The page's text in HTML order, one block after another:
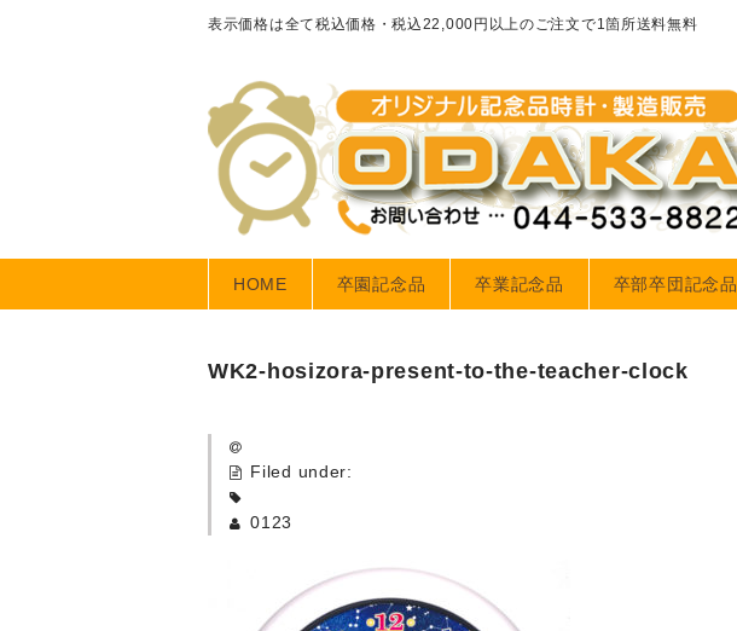
表示価格は全て税込価格・税込22,000円以上のご注文で1箇所送料無料
HOME 卒園記念品 卒業記念品 卒部卒団記念品
WK2-hosizora-present-to-the-teacher-clock
Filed under:
0123